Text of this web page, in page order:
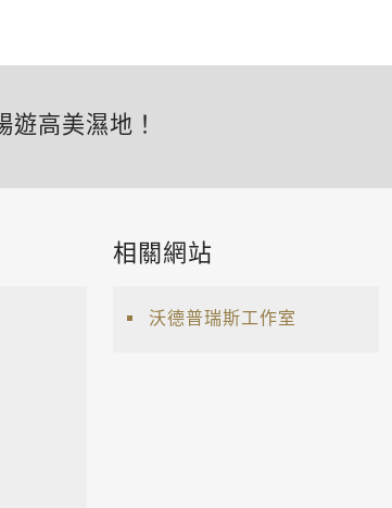
高美濕地！
相關網站
沃德普瑞斯工作室